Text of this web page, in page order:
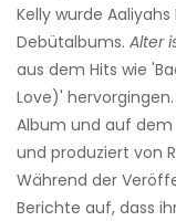
Kelly wurde
Debütalbums. Alter
aus dem Hits wie
Love)'
Album und auf
und produziert von
Während der
Berichte auf, dass